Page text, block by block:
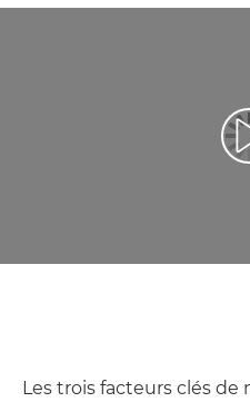
Les trois facteurs clés de